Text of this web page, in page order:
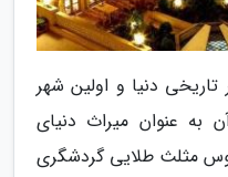
دنیا و اولین شهر
عنوان میراث دنیای
مثلث طلایی گردشگری